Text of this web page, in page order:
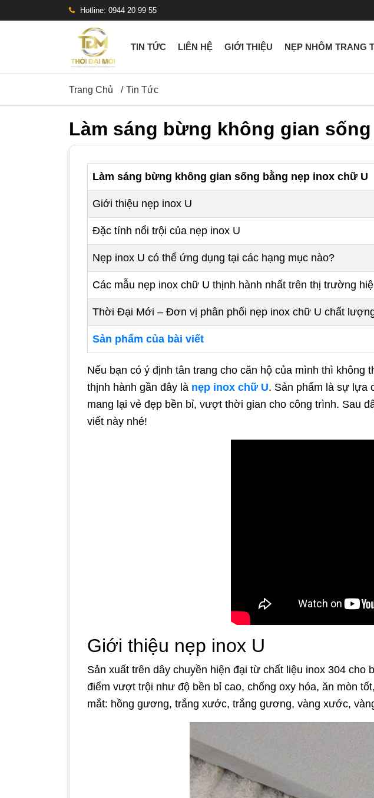
Hotline: 0944 20 99 55
TIN TỨC LIÊN HỆ GIỚI THIỆU NẸP NHÔM TRANG
Trang Chủ Tin Tức
Làm sáng bừng không gian
Làm sáng bừng không gian sống bằng nẹp inox chữ U
Giới thiệu nẹp inox U
Đặc tính nổi trội của nẹp inox U
Nẹp inox U có thể ứng dụng tại các hạng mục nào?
Các mẫu nẹp inox chữ U thịnh hành nhất trên thị trường
Thời Đại Mới – Đơn vị phân phối nẹp inox chữ U chất
Sản phẩm của bài viết
Nếu bạn có ý định tân trang cho căn hộ của mình thì không
thịnh hành gần đây là nẹp inox chữ U. Sản phẩm là sự lựa
mang lại vẻ đẹp bền bỉ, vượt thời gian cho công trình. Sau
viết này nhé!
Giới thiệu nẹp inox U
Sản xuất trên dây chuyền hiện đại từ chất liệu inox 304 cho
điểm vượt trội như độ bền bỉ cao, chống oxy hóa, ăn mòn
mắt: hồng gương, trắng xước, trắng gương, vàng xước,